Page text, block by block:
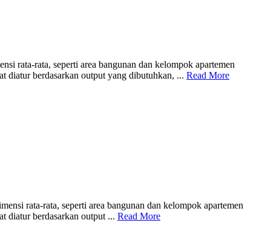
rata-rata, seperti area bangunan dan kelompok apartemen
diatur berdasarkan output yang dibutuhkan, ... Read More
rata-rata, seperti area bangunan dan kelompok apartemen
diatur berdasarkan output ... Read More